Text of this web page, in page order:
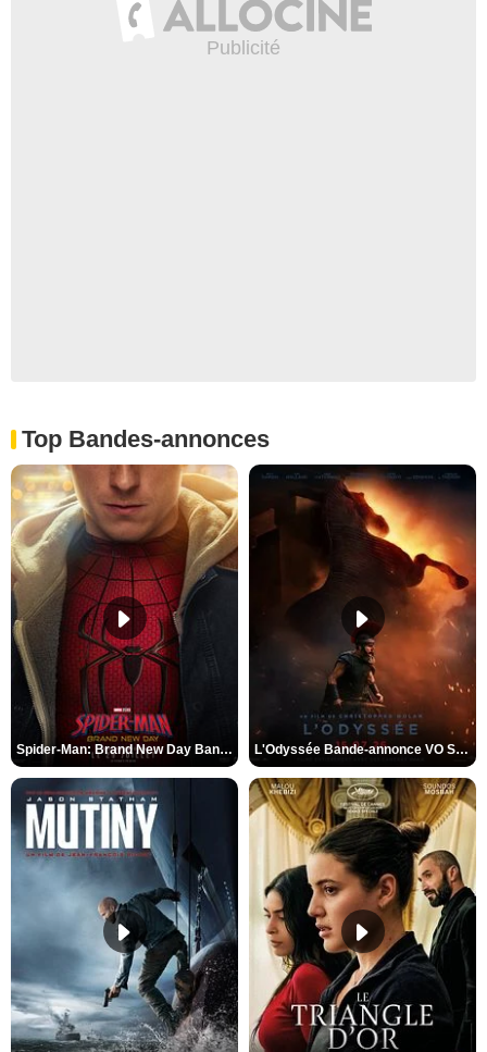
Top Bandes-annonces
Spider-Man: Brand New Day Bande-annonce VO STFR L'Odyssée Bande-annonce VO STFR